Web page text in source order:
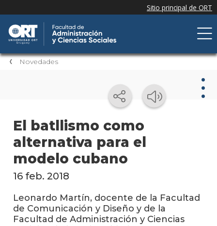
Novedades
El batllismo como
alternativa para el
modelo cubano
16 feb. 2018
Leonardo Martín, docente de la Facultad
de Comunicación y Diseño y de la
Facultad de Administración y Ciencias